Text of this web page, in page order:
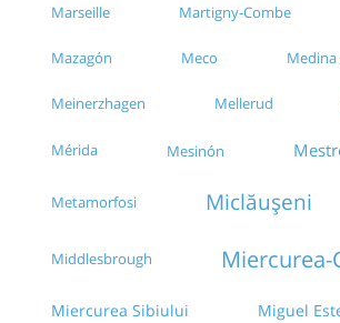
Marseille Martigny-Combe
Mazagón Meco Medina
Meinerzhagen Mellerud
Mérida Mesinón
Metamorfosi Miclăușeni
Middlesbrough Miercurea-
Miercurea Sibiului Miguel